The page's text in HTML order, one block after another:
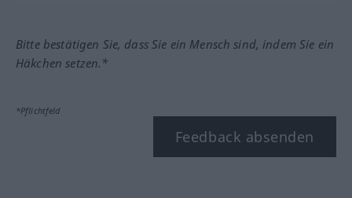
Bitte bestätigen Sie, dass Sie ein Mensch sind, indem Sie ein
Häkchen setzen.*
*Pflichtfeld
Feedback absenden